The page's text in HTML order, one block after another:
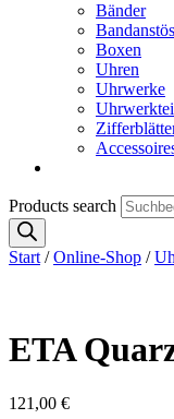
Bänder
Boxen
Uhren
Uhrwerke
Products search
Start /Online-Shop /
ETA
121,00 €